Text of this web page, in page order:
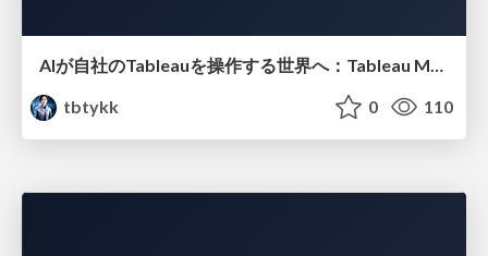
AIが自社のTableauを操作する世界へ：Tableau MCP超入門
tbtykk
0 110